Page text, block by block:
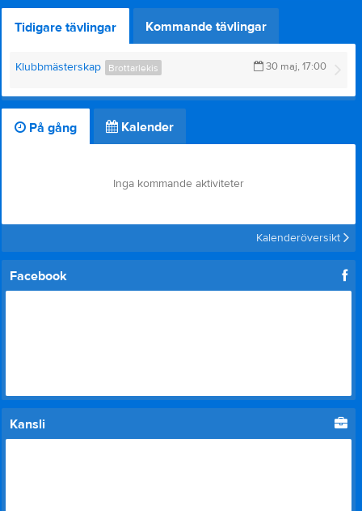
Tidigare tävlingar Kommande tävlingar
30 maj, 17:00
Brottarlekis
Klubbmästerskap
På gång Kalender
Inga kommande aktiviteter
Kalenderöversikt
Facebook
Kansli